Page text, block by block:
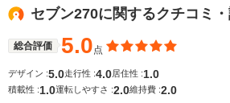
サイズ
全高
1.12m
全幅
1.58m
セブン270に関するクチコミ
総合評価 5.0点
デザイン :5.0走行性 :4.0 居住性 :1.0
積載性 :1.0運転しやすさ :2.0維持費 :2.0